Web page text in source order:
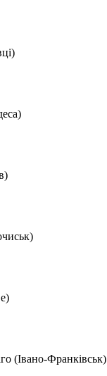
(Івано-Франківськ)